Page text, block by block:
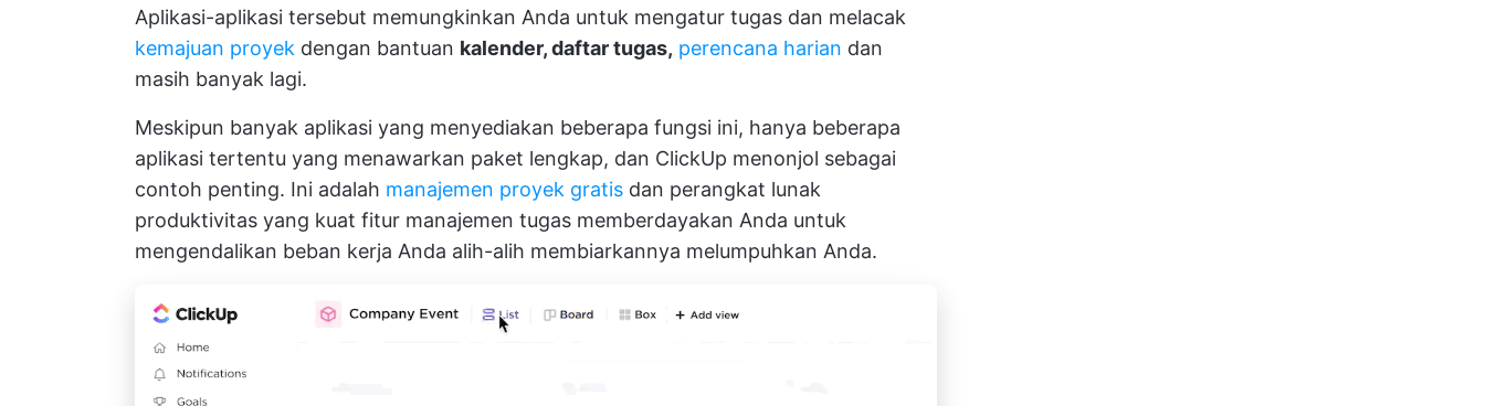
Aplikasi-aplikasi tersebut memungkinkan Anda untuk mengatur tugas dan melacak
kemajuan proyek dengan bantuan kalender, daftar tugas, perencana harian dan
masih banyak lagi.
Meskipun banyak aplikasi yang menyediakan beberapa fungsi ini, hanya beberapa
aplikasi tertentu yang menawarkan paket lengkap, dan ClickUp menonjol sebagai
contoh penting. Ini adalah manajemen proyek gratis dan perangkat lunak
produktivitas yang kuat fitur manajemen tugas memberdayakan Anda untuk
mengendalikan beban kerja Anda alih-alih membiarkannya melumpuhkan Anda.